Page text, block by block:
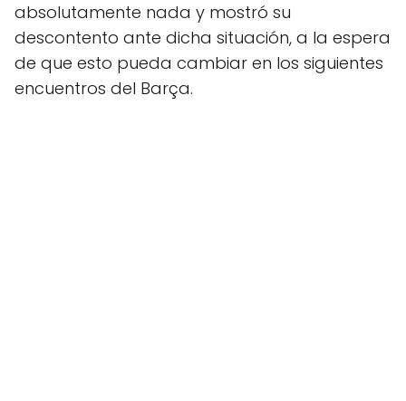
absolutamente nada y mostró su
descontento ante dicha situación, a la espera
de que esto pueda cambiar en los siguientes
encuentros del Barça.